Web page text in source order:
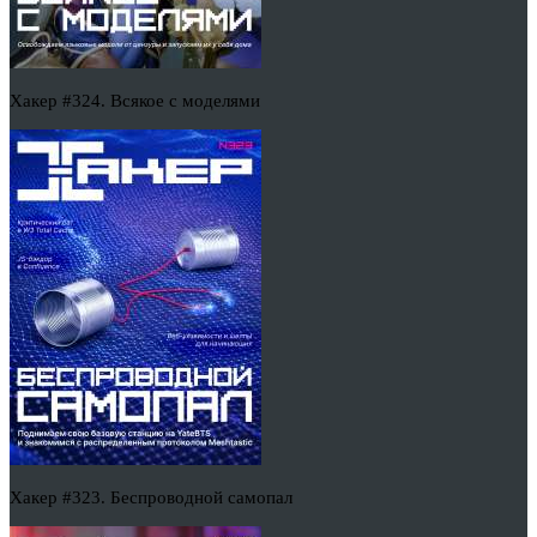
Хакер #324. Всякое с моделями
Хакер #323. Беспроводной самопал